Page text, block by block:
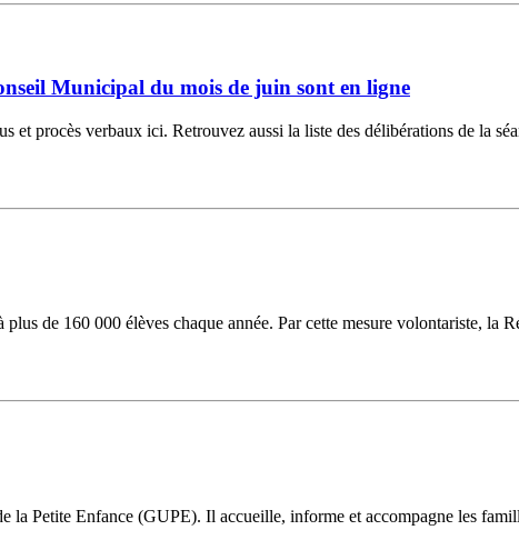
Municipal du mois de juin sont en ligne
procès verbaux ici. Retrouvez aussi la liste des délibérations de la
de 160 000 élèves chaque année. Par cette mesure volontariste, la
Petite Enfance (GUPE). Il accueille, informe et accompagne les